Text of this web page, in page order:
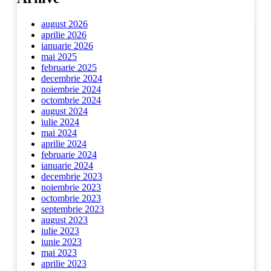
august 2026
aprilie 2026
ianuarie 2026
mai 2025
februarie 2025
decembrie 2024
noiembrie 2024
octombrie 2024
august 2024
iulie 2024
mai 2024
aprilie 2024
februarie 2024
ianuarie 2024
decembrie 2023
noiembrie 2023
octombrie 2023
septembrie 2023
august 2023
iulie 2023
iunie 2023
mai 2023
aprilie 2023